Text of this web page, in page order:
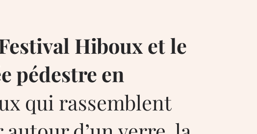
Hiboux et le
pédestre en
qui rassemblent